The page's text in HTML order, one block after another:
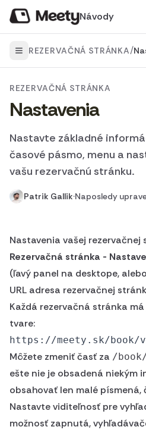
Návody
REZERVAČNÁ STRÁNKA/
REZERVAČNÁ STRÁNKA
Nastavenia
Nastavte základné
časové pásmo, menu a
vašu rezervačnú stránku.
Patrik Gallik·Naposledy
Nastavenia vašej rezervačnej
Rezervačná stránka -
(ľavý panel na desktope, alebo
URL adresa rezervačnej
Každá rezervačná stránka
tvare:
Môžete zmeniť časť za /
ešte nie je obsadená niekým
obsahovať len malé písmená,
Nastavte viditeľnosť pre
možnosť zapnutá,